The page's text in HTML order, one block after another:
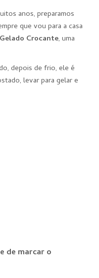
anos, preparamos
que vou para a casa
Gelado Crocante, uma
depois de frio, ele é
levar para gelar e
de marcar o